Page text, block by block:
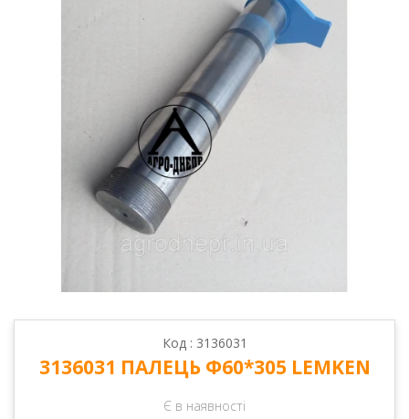
Код : 3136031
3136031 ПАЛЕЦЬ Ф60*305 LEMKEN
Є в наявності